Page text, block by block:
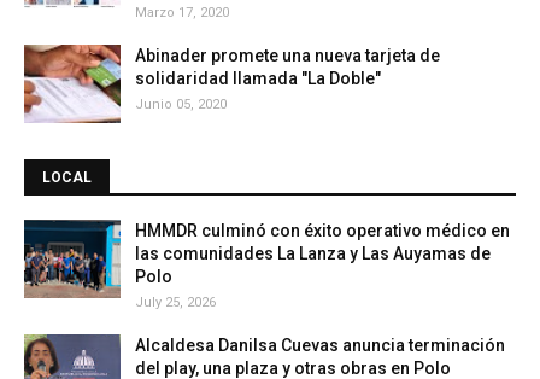
Marzo 17, 2020
Abinader promete una nueva tarjeta de
solidaridad llamada "La Doble"
Junio 05, 2020
LOCAL
HMMDR culminó con éxito operativo médico en
las comunidades La Lanza y Las Auyamas de
Polo
July 25, 2026
Alcaldesa Danilsa Cuevas anuncia terminación
del play, una plaza y otras obras en Polo